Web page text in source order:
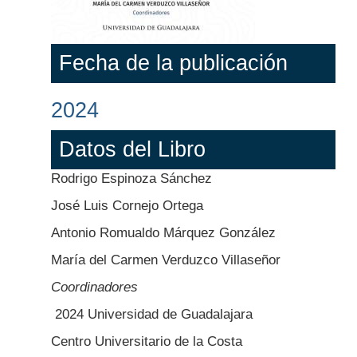
Fecha de la publicación
2024
Datos del Libro
Rodrigo Espinoza Sánchez
José Luis Cornejo Ortega
Antonio Romualdo Márquez González
María del Carmen Verduzco Villaseñor
Coordinadores
2024 Universidad de Guadalajara
Centro Universitario de la Costa